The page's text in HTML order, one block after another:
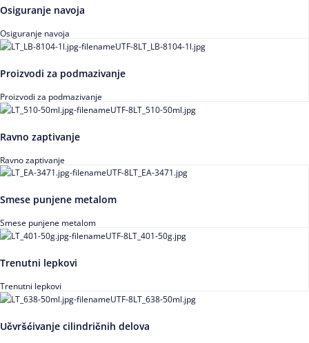
Osiguranje navoja
Osiguranje navoja
Proizvodi za podmazivanje
Proizvodi za podmazivanje
Ravno zaptivanje
Ravno zaptivanje
Smese punjene metalom
Smese punjene metalom
Trenutni lepkovi
Trenutni lepkovi
Učvršćivanje cilindričnih delova